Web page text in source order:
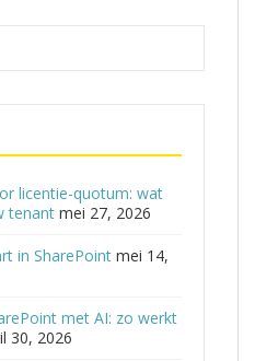
licentie-quotum: wat
tenant mei 27, 2026
in SharePoint mei 14,
met AI: zo werkt
30, 2026